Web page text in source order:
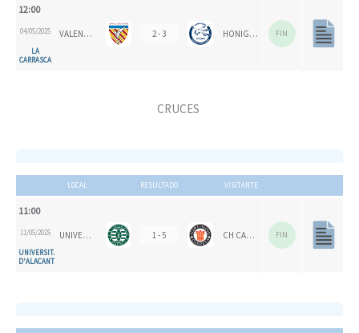
12:00
04/05/2025
LA
CARRASCA
VALENCIA CH 2 - 3 HONIGVÖGEL HH 79 FIN
CRUCES
LOCAL RESULTADO VISITANTE
11:00
11/05/2025
UNIVERSITAT
D'ALACANT
UNIVERSITAT D'ALACANT - SAN VICENTE B 1 - 5 CH CARPESA FIN